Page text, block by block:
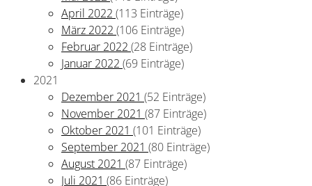
April 2022 (113 Einträge)
März 2022 (106 Einträge)
Februar 2022 (28 Einträge)
Januar 2022 (69 Einträge)
2021
Dezember 2021 (52 Einträge)
November 2021 (87 Einträge)
Oktober 2021 (101 Einträge)
September 2021 (80 Einträge)
August 2021 (87 Einträge)
Juli 2021 (86 Einträge)